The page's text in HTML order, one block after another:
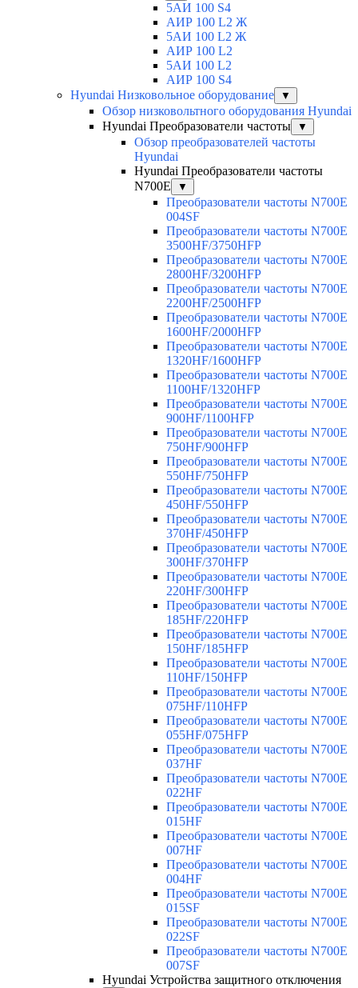
5АИ 100 S4
АИР 100 L2 Ж
5АИ 100 L2 Ж
АИР 100 L2
5АИ 100 L2
АИР 100 S4
Hyundai Низковольное оборудование
▼
Обзор низковольтного оборудования Hyundai
Hyundai Преобразователи частоты
▼
Обзор преобразователей частоты
Hyundai
Hyundai Преобразователи частоты
N700E
▼
Преобразователи частоты N700E
004SF
Преобразователи частоты N700E
3500HF/3750HFP
Преобразователи частоты N700E
2800HF/3200HFP
Преобразователи частоты N700E
2200HF/2500HFP
Преобразователи частоты N700E
1600HF/2000HFP
Преобразователи частоты N700E
1320HF/1600HFP
Преобразователи частоты N700E
1100HF/1320HFP
Преобразователи частоты N700E
900HF/1100HFP
Преобразователи частоты N700E
750HF/900HFP
Преобразователи частоты N700E
550HF/750HFP
Преобразователи частоты N700E
450HF/550HFP
Преобразователи частоты N700E
370HF/450HFP
Преобразователи частоты N700E
300HF/370HFP
Преобразователи частоты N700E
220HF/300HFP
Преобразователи частоты N700E
185HF/220HFP
Преобразователи частоты N700E
150HF/185HFP
Преобразователи частоты N700E
110HF/150HFP
Преобразователи частоты N700E
075HF/110HFP
Преобразователи частоты N700E
055HF/075HFP
Преобразователи частоты N700E
037HF
Преобразователи частоты N700E
022HF
Преобразователи частоты N700E
015HF
Преобразователи частоты N700E
007HF
Преобразователи частоты N700E
004HF
Преобразователи частоты N700E
015SF
Преобразователи частоты N700E
022SF
Преобразователи частоты N700E
007SF
Hyundai Устройства защитного отключения